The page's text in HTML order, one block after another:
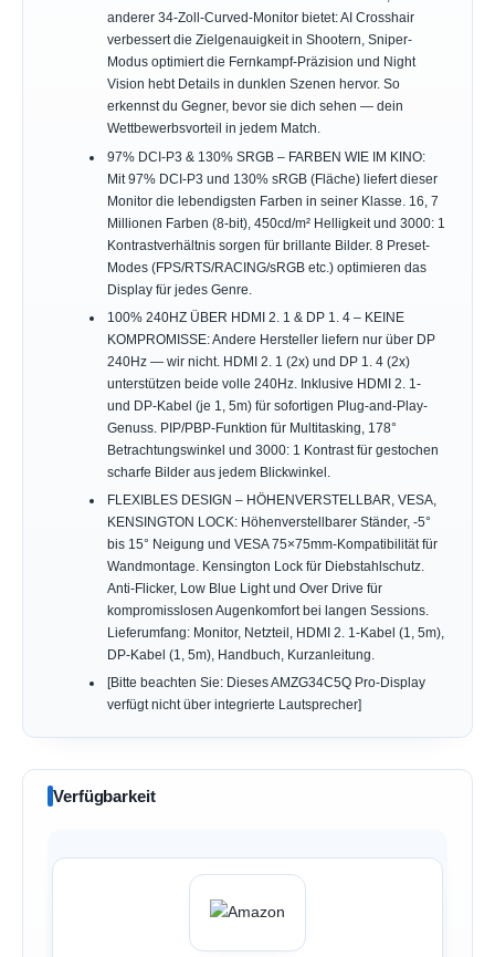
anderer 34-Zoll-Curved-Monitor bietet: AI Crosshair
verbessert die Zielgenauigkeit in Shootern, Sniper-
Modus optimiert die Fernkampf-Präzision und Night
Vision hebt Details in dunklen Szenen hervor. So
erkennst du Gegner, bevor sie dich sehen — dein
Wettbewerbsvorteil in jedem Match.
97% DCI-P3 & 130% SRGB – FARBEN WIE IM KINO:
Mit 97% DCI-P3 und 130% sRGB (Fläche) liefert dieser
Monitor die lebendigsten Farben in seiner Klasse. 16, 7
Millionen Farben (8-bit), 450cd/m² Helligkeit und 3000: 1
Kontrastverhältnis sorgen für brillante Bilder. 8 Preset-
Modes (FPS/RTS/RACING/sRGB etc.) optimieren das
Display für jedes Genre.
100% 240HZ ÜBER HDMI 2. 1 & DP 1. 4 – KEINE
KOMPROMISSE: Andere Hersteller liefern nur über DP
240Hz — wir nicht. HDMI 2. 1 (2x) und DP 1. 4 (2x)
unterstützen beide volle 240Hz. Inklusive HDMI 2. 1-
und DP-Kabel (je 1, 5m) für sofortigen Plug-and-Play-
Genuss. PIP/PBP-Funktion für Multitasking, 178°
Betrachtungswinkel und 3000: 1 Kontrast für gestochen
scharfe Bilder aus jedem Blickwinkel.
FLEXIBLES DESIGN – HÖHENVERSTELLBAR, VESA,
KENSINGTON LOCK: Höhenverstellbarer Ständer, -5°
bis 15° Neigung und VESA 75×75mm-Kompatibilität für
Wandmontage. Kensington Lock für Diebstahlschutz.
Anti-Flicker, Low Blue Light und Over Drive für
kompromisslosen Augenkomfort bei langen Sessions.
Lieferumfang: Monitor, Netzteil, HDMI 2. 1-Kabel (1, 5m),
DP-Kabel (1, 5m), Handbuch, Kurzanleitung.
[Bitte beachten Sie: Dieses AMZG34C5Q Pro-Display
verfügt nicht über integrierte Lautsprecher]
Verfügbarkeit